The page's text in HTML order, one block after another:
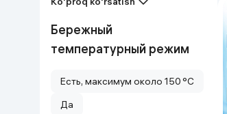
Qurilish va ta'mirlash
Бережный
температурный режим
Есть, максимум около 150 °C
Да